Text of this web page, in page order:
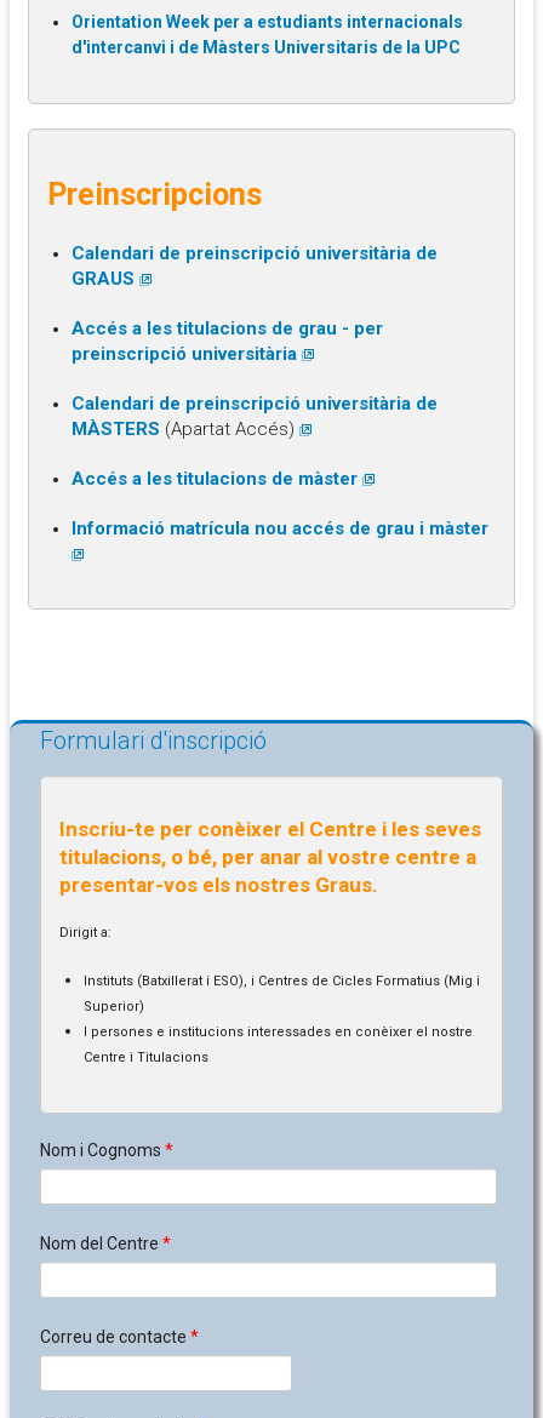
Orientation Week per a estudiants internacionals
d'intercanvi i de Màsters Universitaris de la UPC
Preinscripcions
Calendari de preinscripció universitària de
GRAUS
Accés a les titulacions de grau - per
preinscripció universitària
Calendari de preinscripció universitària de
MÀSTERS (Apartat Accés)
Accés a les titulacions de màster
Informació matrícula nou accés de grau i màster
Formulari d'inscripció
Inscriu-te per conèixer el Centre i les seves
titulacions, o bé, per anar al vostre centre a
presentar-vos els nostres Graus.
Dirigit a:
Instituts (Batxillerat i ESO), i Centres de Cicles Formatius (Mig i
Superior)
I persones e institucions interessades en conèixer el nostre
Centre i Titulacions
Nom i Cognoms *
Nom del Centre *
Correu de contacte *